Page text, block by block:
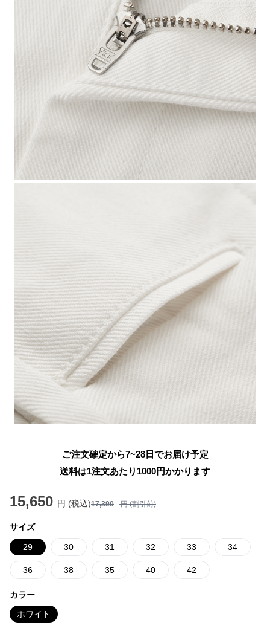
ご注文確定から7~28日でお届け予定
送料は1注文あたり 1000円かかります
15,650 円 (税込)17,390 円 (割引前)
サイズ
29 30 31 32 33 34
36 38 35 40 42
カラー
ホワイト